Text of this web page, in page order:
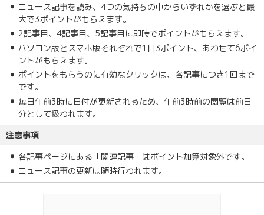
ニュース記事を読み、4つの気持ちの中からいずれかを選ぶと最
大で3ポイントがもらえます。
2記事目、4記事目、5記事目に即時でポイントがもらえます。
パソコン版とスマホ版それぞれで1日3ポイント、あわせて6ポイ
ントがもらえます。
ポイントをもらうのに有効なクリックは、各記事につき1回まで
です。
毎日午前3時に日付が更新されるため、午前3時前の閲覧は前日
分として扱われます。
注意事項
各記事ページにある「関連記事」はポイント加算対象外です。
ニュース記事の更新は随時行われます。